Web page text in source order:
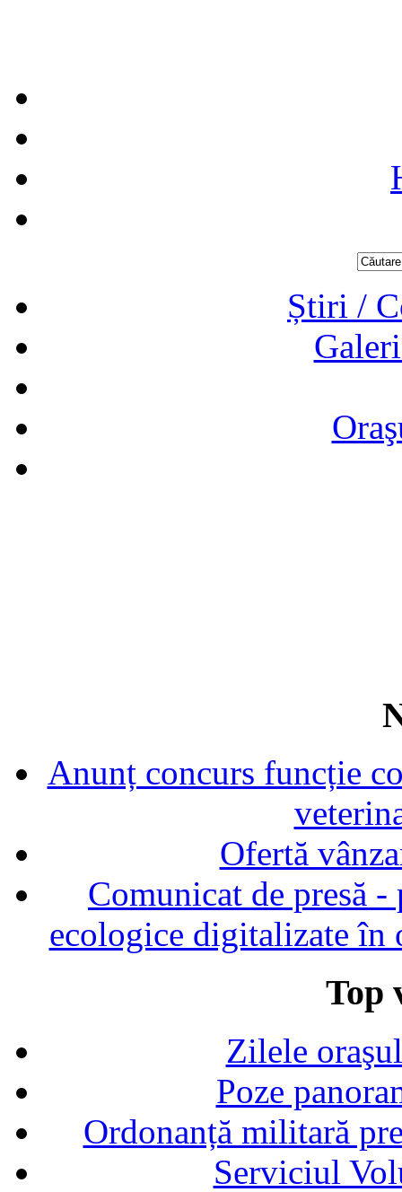
Știri /
Anunț concurs funcție
Ofertă
Comunicat de presă
ecologice digitalizate în
Top
Zilele
Poze
Ordonanță militară
Serviciul